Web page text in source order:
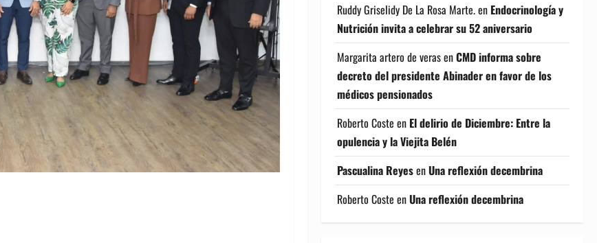
Ruddy Griselidy De La Rosa Marte.en Endocrinología y
Nutrición invita a celebrar su 52 aniversario
Margarita artero de verasenCMD informa sobre
decreto del presidente Abinader en favor de los
médicos pensionados
Roberto Coste en El delirio de Diciembre: Entre la
opulencia y la Viejita Belén
Pascualina ReyesenUna reflexión decembrina
Roberto Coste enUna reflexión decembrina